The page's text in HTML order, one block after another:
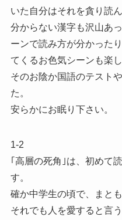
いた自分はそれを貪り読ん
分からない漢字も沢山あ
ーンで読み方が分かった
てくるお色気シーンも楽し
そのお陰か国語のテスト
た。
安らかにお眠り下さい。
1-2
｢高層の死角｣は、初めて
す。
確か中学生の頃で、まと
それでも人を愛すると言